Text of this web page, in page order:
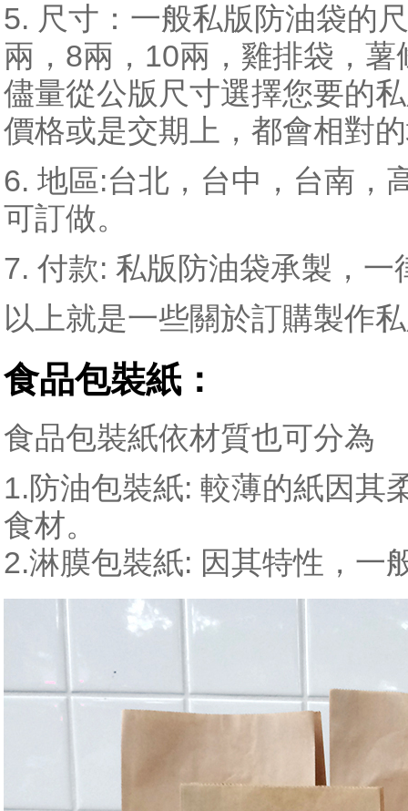
5. 尺寸：一般私版防油袋的
兩，8兩，10兩，雞排袋，
儘量從公版尺寸選擇您要的
價格或是交期上，都會相對
6. 地區:台北，台中，台南，
可訂做。
7. 付款: 私版防油袋承製，
以上就是一些關於訂購製作
食品包裝紙：
食品包裝紙依材質也可分為
1.防油包裝紙: 較薄的紙因其
食材。
2.淋膜包裝紙: 因其特性，一